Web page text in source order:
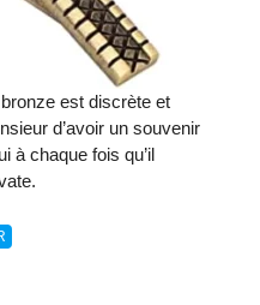
est discrète et
d’avoir un souvenir
à chaque fois qu’il